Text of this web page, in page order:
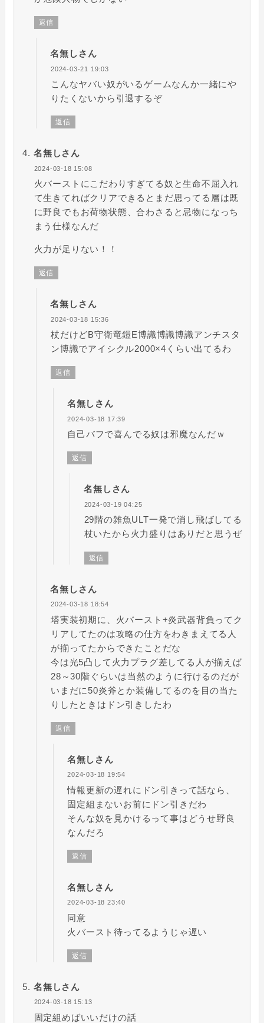
返信
名無しさん
2024-03-21 19:03
こんなヤバい奴がいるゲームなんか一緒にや
りたくないから引退するぞ
返信
名無しさん
2024-03-18 15:08
火バーストにこだわりすぎてる奴と生命不屈入れ
て生きてればクリアできるとまだ思ってる層は既
に野良でもお荷物状態、合わさると忌物になっち
まう仕様なんだ
火力が足りない！！
返信
名無しさん
2024-03-18 15:36
杖だけどB守衛竜鎧E博識博識博識アンチスタ
ン博識でアイシクル2000×4くらい出てるわ
返信
名無しさん
2024-03-18 17:39
自己バフで喜んでる奴は邪魔なんだｗ
返信
名無しさん
2024-03-19 04:25
29階の雑魚ULT一発で消し飛ばしてる
杖いたから火力盛りはありだと思うぜ
返信
名無しさん
2024-03-18 18:54
塔実装初期に、火バースト+炎武器背負ってク
リアしてたのは攻略の仕方をわきまえてる人
が揃ってたからできたことだな
今は光5凸して火力プラグ差してる人が揃えば
28～30階ぐらいは当然のように行けるのだが
いまだに50炎斧とか装備してるのを目の当た
りしたときはドン引きしたわ
返信
名無しさん
2024-03-18 19:54
情報更新の遅れにドン引きって話なら、
固定組まないお前にドン引きだわ
そんな奴を見かけるって事はどうせ野良
なんだろ
返信
名無しさん
2024-03-18 23:40
同意
火バースト待ってるようじゃ遅い
返信
名無しさん
2024-03-18 15:13
固定組めばいいだけの話